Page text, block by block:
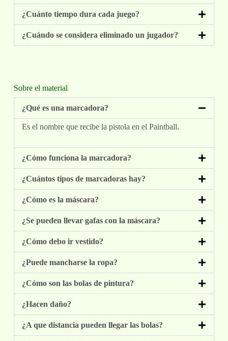
¿Cuánto tiempo dura cada juego?
¿Cuándo se considera eliminado un jugador?
Sobre el material
¿Qué es una marcadora?
Es el nombre que recibe la pistola en el Paintball.
¿Cómo funciona la marcadora?
¿Cuántos tipos de marcadoras hay?
¿Cómo es la máscara?
¿Se pueden llevar gafas con la máscara?
¿Cómo debo ir vestido?
¿Puede mancharse la ropa?
¿Cómo son las bolas de pintura?
¿Hacen daño?
¿A que distancia pueden llegar las bolas?